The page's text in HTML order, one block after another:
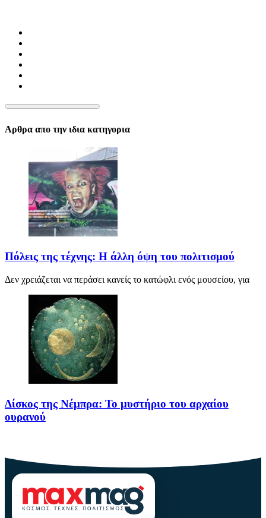
Αρθρα απο την ιδια κατηγορια
Πόλεις της τέχνης: Η άλλη όψη του πολιτισμού
Δεν χρειάζεται να περάσει κανείς το κατώφλι ενός μουσείου, για
Δίσκος της Νέμπρα: Το μυστήριο του αρχαίου
ουρανού